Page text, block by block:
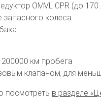
OMVL CPR (до
запасного колеса
км пробега
клапаном, для
посмотреть в разделе